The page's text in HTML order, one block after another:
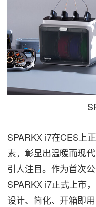
SPARKX i7在CES上
素，彰显出温暖而现
引人注目。作为首次
SPARKX i7正式上市
设计、简化、开箱即用